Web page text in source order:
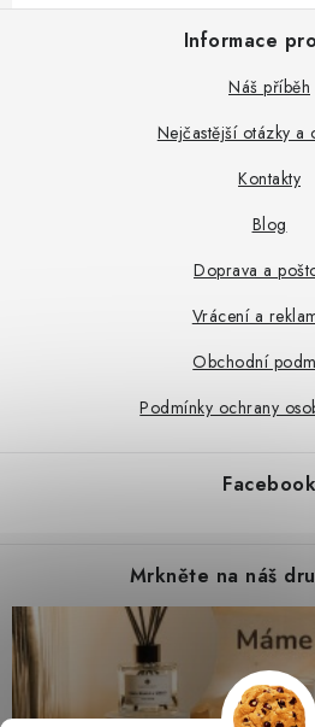
Z
Informace
Náš příběh
Nejčastější otázky a
Kontakty
Blog
Doprava a
Vrácení a
Obchodní
Podmínky ochrany
Facebook
Mrkněte na náš